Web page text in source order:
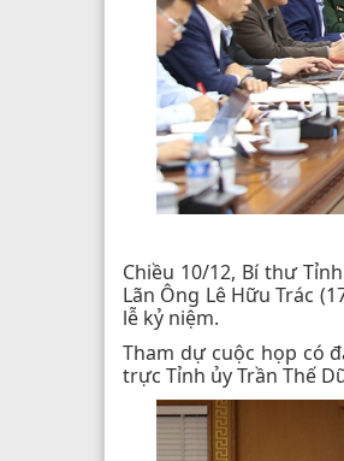
Chiều 10/12, Bí thư
Lãn Ông Lê Hữu Trác
lễ kỷ niệm.
Tham dự cuộc họp có
trực Tỉnh ủy Trần Thế